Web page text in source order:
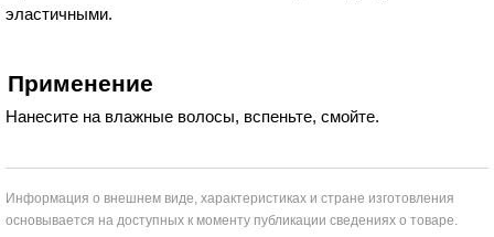
эластичными.
Применение
Нанесите на влажные волосы, вспеньте, смойте.
Информация о внешнем виде, характеристиках и стране изготовления
основывается на доступных к моменту публикации сведениях о товаре.